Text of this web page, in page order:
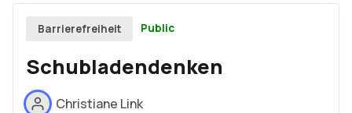
Barrierefreiheit Public
Schubladendenken
Christiane Link